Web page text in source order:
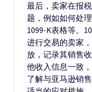
最后，卖家在报
题，例如如何处
1099-K表格等。
进行交易的卖家
放，记录其销售
他收入信息一致
了解与亚马逊销